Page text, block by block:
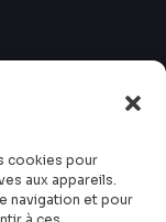
cookies pour
aux appareils.
navigation et pour